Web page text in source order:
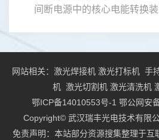
间断电源中的核心电能转换
网站相关： 激光焊接机 激光打标机 手
机 激光切割机 激光清洗机
鄂ICP备14010553号-1 鄂公网安
Copyright© 武汉瑞丰光电技术有限
免责声明：本站部分资源搜集整理于互